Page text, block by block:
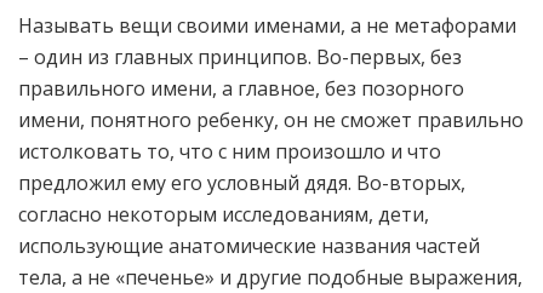
Называть вещи своими именами, а не метафорами
– один из главных принципов. Во-первых, без
правильного имени, а главное, без позорного
имени, понятного ребенку, он не сможет правильно
истолковать то, что с ним произошло и что
предложил ему его условный дядя. Во-вторых,
согласно некоторым исследованиям, дети,
использующие анатомические названия частей
тела, а не «печенье» и другие подобные выражения,